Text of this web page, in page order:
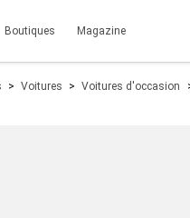
Boutiques Magazine
Voitures Voitures d'occasion